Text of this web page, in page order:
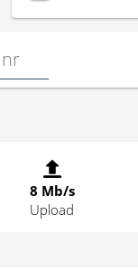
8 Mb/s
Upload